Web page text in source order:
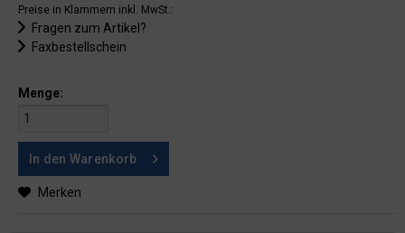
Preise in Klammern inkl. MwSt.:
Fragen zum Artikel?
Faxbestellschein
Menge:
In den Warenkorb
Merken